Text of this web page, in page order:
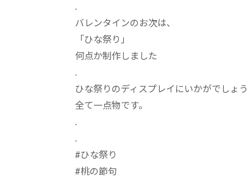
.
バレンタインのお次は、
「ひな祭り」
何点か制作しました
.
ひな祭りのディスプレイにいかがでしょう
全て一点物です。
.
.
#ひな祭り
#桃の節句